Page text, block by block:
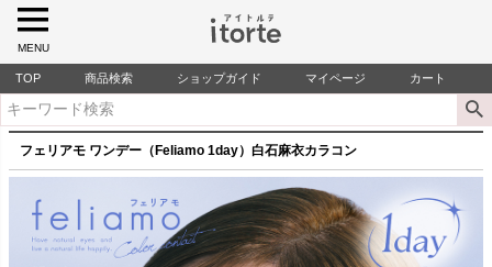
MENU
TOP 商品検索 ショップガイド マイページ カート
フェリアモ ワンデー（Feliamo 1day）白石麻衣カラコン